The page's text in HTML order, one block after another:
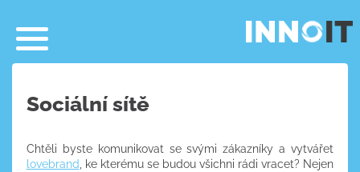
Sociální sítě
Chtěli byste komunikovat se svými zákazníky a vytvářet
lovebrand , ke kterému se budou všichni rádi vracet? Nejen